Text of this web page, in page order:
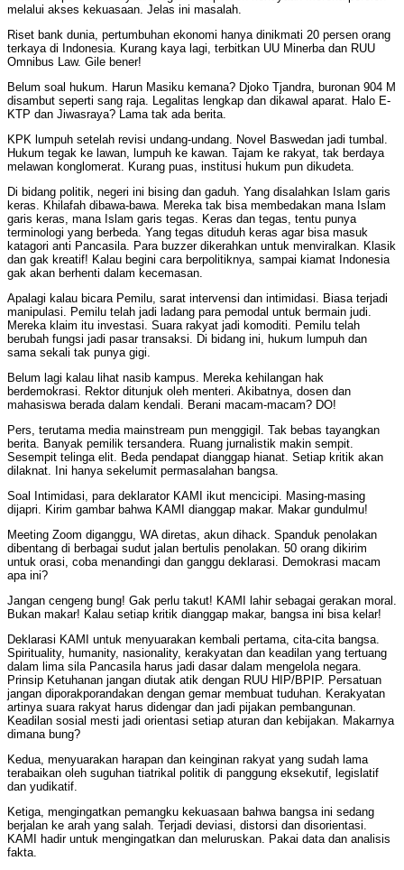
melalui akses kekuasaan. Jelas ini masalah.
Riset bank dunia, pertumbuhan ekonomi hanya dinikmati 20 persen orang
terkaya di Indonesia. Kurang kaya lagi, terbitkan UU Minerba dan RUU
Omnibus Law. Gile bener!
Belum soal hukum. Harun Masiku kemana? Djoko Tjandra, buronan 904 M
disambut seperti sang raja. Legalitas lengkap dan dikawal aparat. Halo E-
KTP dan Jiwasraya? Lama tak ada berita.
KPK lumpuh setelah revisi undang-undang. Novel Baswedan jadi tumbal.
Hukum tegak ke lawan, lumpuh ke kawan. Tajam ke rakyat, tak berdaya
melawan konglomerat. Kurang puas, institusi hukum pun dikudeta.
Di bidang politik, negeri ini bising dan gaduh. Yang disalahkan Islam garis
keras. Khilafah dibawa-bawa. Mereka tak bisa membedakan mana Islam
garis keras, mana Islam garis tegas. Keras dan tegas, tentu punya
terminologi yang berbeda. Yang tegas dituduh keras agar bisa masuk
katagori anti Pancasila. Para buzzer dikerahkan untuk menviralkan. Klasik
dan gak kreatif! Kalau begini cara berpolitiknya, sampai kiamat Indonesia
gak akan berhenti dalam kecemasan.
Apalagi kalau bicara Pemilu, sarat intervensi dan intimidasi. Biasa terjadi
manipulasi. Pemilu telah jadi ladang para pemodal untuk bermain judi.
Mereka klaim itu investasi. Suara rakyat jadi komoditi. Pemilu telah
berubah fungsi jadi pasar transaksi. Di bidang ini, hukum lumpuh dan
sama sekali tak punya gigi.
Belum lagi kalau lihat nasib kampus. Mereka kehilangan hak
berdemokrasi. Rektor ditunjuk oleh menteri. Akibatnya, dosen dan
mahasiswa berada dalam kendali. Berani macam-macam? DO!
Pers, terutama media mainstream pun menggigil. Tak bebas tayangkan
berita. Banyak pemilik tersandera. Ruang jurnalistik makin sempit.
Sesempit telinga elit. Beda pendapat dianggap hianat. Setiap kritik akan
dilaknat. Ini hanya sekelumit permasalahan bangsa.
Soal Intimidasi, para deklarator KAMI ikut mencicipi. Masing-masing
dijapri. Kirim gambar bahwa KAMI dianggap makar. Makar gundulmu!
Meeting Zoom diganggu, WA diretas, akun dihack. Spanduk penolakan
dibentang di berbagai sudut jalan bertulis penolakan. 50 orang dikirim
untuk orasi, coba menandingi dan ganggu deklarasi. Demokrasi macam
apa ini?
Jangan cengeng bung! Gak perlu takut! KAMI lahir sebagai gerakan moral.
Bukan makar! Kalau setiap kritik dianggap makar, bangsa ini bisa kelar!
Deklarasi KAMI untuk menyuarakan kembali pertama, cita-cita bangsa.
Spirituality, humanity, nasionality, kerakyatan dan keadilan yang tertuang
dalam lima sila Pancasila harus jadi dasar dalam mengelola negara.
Prinsip Ketuhanan jangan diutak atik dengan RUU HIP/BPIP. Persatuan
jangan diporakporandakan dengan gemar membuat tuduhan. Kerakyatan
artinya suara rakyat harus didengar dan jadi pijakan pembangunan.
Keadilan sosial mesti jadi orientasi setiap aturan dan kebijakan. Makarnya
dimana bung?
Kedua, menyuarakan harapan dan keinginan rakyat yang sudah lama
terabaikan oleh suguhan tiatrikal politik di panggung eksekutif, legislatif
dan yudikatif.
Ketiga, mengingatkan pemangku kekuasaan bahwa bangsa ini sedang
berjalan ke arah yang salah. Terjadi deviasi, distorsi dan disorientasi.
KAMI hadir untuk mengingatkan dan meluruskan. Pakai data dan analisis
fakta.